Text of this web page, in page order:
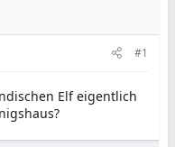
#1
Elf eigentlich